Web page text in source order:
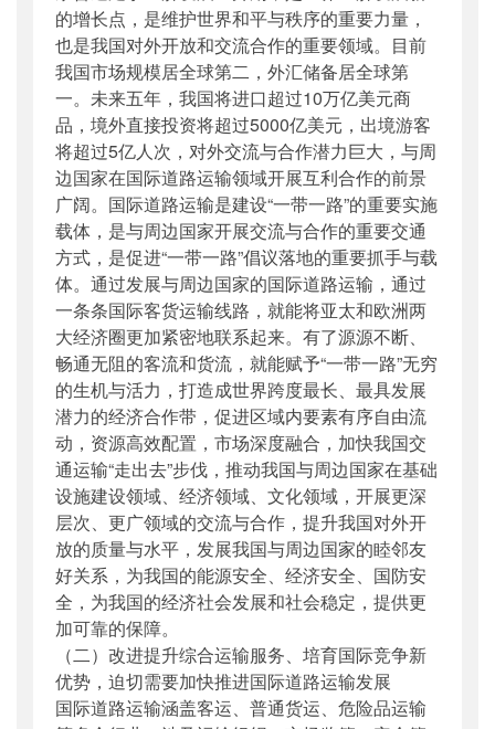
的增长点，是维护世界和平与秩序的重要力量，
也是我国对外开放和交流合作的重要领域。目前
我国市场规模居全球第二，外汇储备居全球第
一。未来五年，我国将进口超过10万亿美元商
品，境外直接投资将超过5000亿美元，出境游客
将超过5亿人次，对外交流与合作潜力巨大，与周
边国家在国际道路运输领域开展互利合作的前景
广阔。国际道路运输是建设“一带一路”的重要实施
载体，是与周边国家开展交流与合作的重要交通
方式，是促进“一带一路”倡议落地的重要抓手与载
体。通过发展与周边国家的国际道路运输，通过
一条条国际客货运输线路，就能将亚太和欧洲两
大经济圈更加紧密地联系起来。有了源源不断、
畅通无阻的客流和货流，就能赋予“一带一路”无穷
的生机与活力，打造成世界跨度最长、最具发展
潜力的经济合作带，促进区域内要素有序自由流
动，资源高效配置，市场深度融合，加快我国交
通运输“走出去”步伐，推动我国与周边国家在基础
设施建设领域、经济领域、文化领域，开展更深
层次、更广领域的交流与合作，提升我国对外开
放的质量与水平，发展我国与周边国家的睦邻友
好关系，为我国的能源安全、经济安全、国防安
全，为我国的经济社会发展和社会稳定，提供更
加可靠的保障。
（二）改进提升综合运输服务、培育国际竞争新
优势，迫切需要加快推进国际道路运输发展
国际道路运输涵盖客运、普通货运、危险品运输